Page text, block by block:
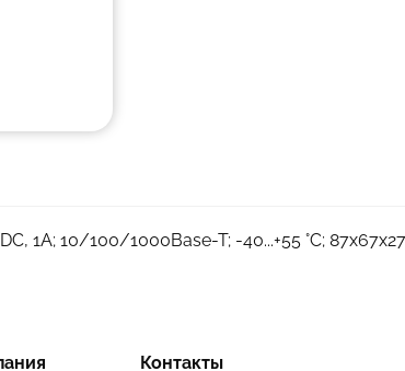
1А; 10/100/1000Base-T; -40...+55 °С;
Контакты